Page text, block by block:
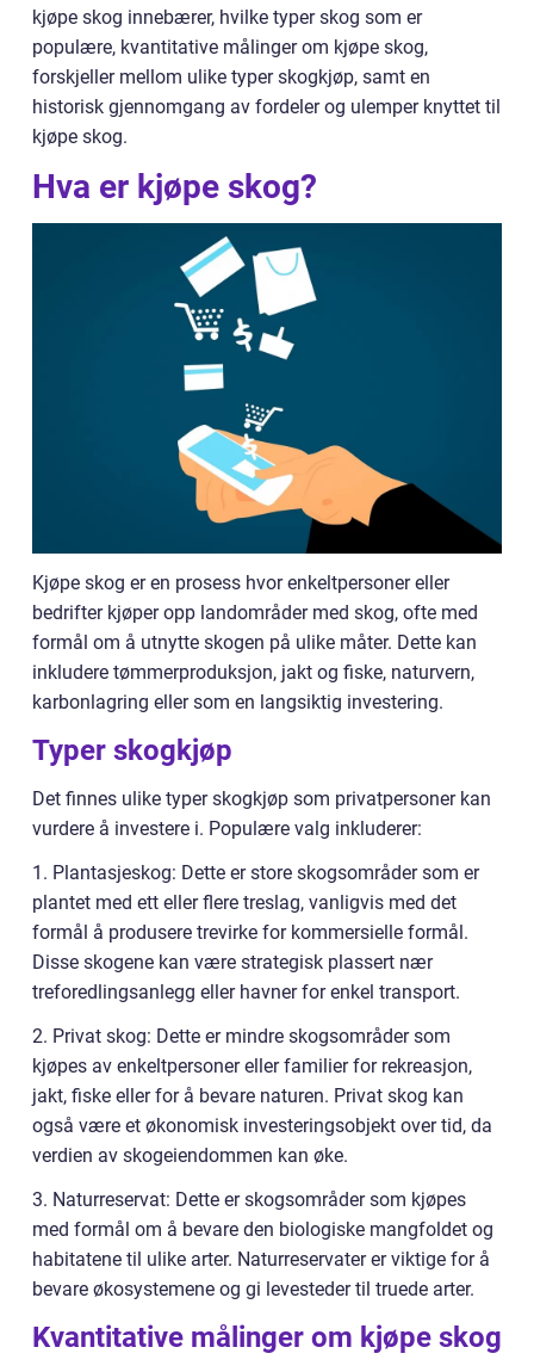
kjøpe skog innebærer, hvilke typer skog som er
populære, kvantitative målinger om kjøpe skog,
forskjeller mellom ulike typer skogkjøp, samt en
historisk gjennomgang av fordeler og ulemper knyttet til
kjøpe skog.
Hva er kjøpe skog?
Kjøpe skog er en prosess hvor enkeltpersoner eller
bedrifter kjøper opp landområder med skog, ofte med
formål om å utnytte skogen på ulike måter. Dette kan
inkludere tømmerproduksjon, jakt og fiske, naturvern,
karbonlagring eller som en langsiktig investering.
Typer skogkjøp
Det finnes ulike typer skogkjøp som privatpersoner kan
vurdere å investere i. Populære valg inkluderer:
1. Plantasjeskog: Dette er store skogsområder som er
plantet med ett eller flere treslag, vanligvis med det
formål å produsere trevirke for kommersielle formål.
Disse skogene kan være strategisk plassert nær
treforedlingsanlegg eller havner for enkel transport.
2. Privat skog: Dette er mindre skogsområder som
kjøpes av enkeltpersoner eller familier for rekreasjon,
jakt, fiske eller for å bevare naturen. Privat skog kan
også være et økonomisk investeringsobjekt over tid, da
verdien av skogeiendommen kan øke.
3. Naturreservat: Dette er skogsområder som kjøpes
med formål om å bevare den biologiske mangfoldet og
habitatene til ulike arter. Naturreservater er viktige for å
bevare økosystemene og gi levesteder til truede arter.
Kvantitative målinger om kjøpe skog